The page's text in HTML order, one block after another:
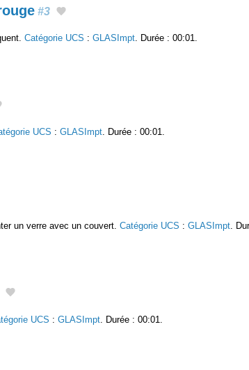
#3
Catégorie UCS : GLASImpt . Durée : 00:01.
UCS : GLASImpt . Durée : 00:01.
un verre avec un couvert. Catégorie UCS : GLASImpt .
UCS : GLASImpt . Durée : 00:01.